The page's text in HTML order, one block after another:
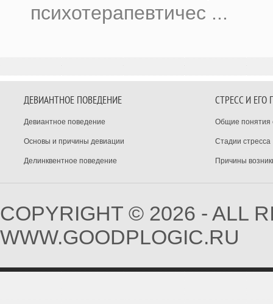
психотерапевтичес ...
ДЕВИАНТНОЕ ПОВЕДЕНИЕ
Девиантное поведение
Основы и причины девиации
Делинквентное поведение
СТРЕСС И ЕГО
Общие понятия
Стадии стресса
Причины
COPYRIGHT © 2026 - ALL
WWW.GOODPLOGIC.RU